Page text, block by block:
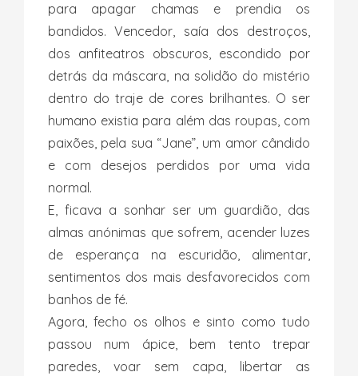
para apagar chamas e prendia os
bandidos. Vencedor, saía dos destroços,
dos anfiteatros obscuros, escondido por
detrás da máscara, na solidão do mistério
dentro do traje de cores brilhantes. O ser
humano existia para além das roupas, com
paixões, pela sua “Jane”, um amor cândido
e com desejos perdidos por uma vida
normal.
E, ficava a sonhar ser um guardião, das
almas anónimas que sofrem, acender luzes
de esperança na escuridão, alimentar,
sentimentos dos mais desfavorecidos com
banhos de fé.
Agora, fecho os olhos e sinto como tudo
passou num ápice, bem tento trepar
paredes, voar sem capa, libertar as